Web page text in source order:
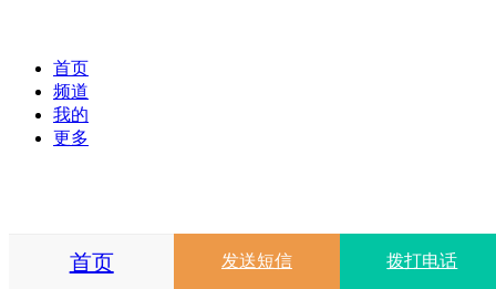
首页 发送短信 拨打电话
首页
频道
我的
更多